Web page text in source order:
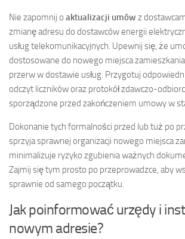
Nie zapomnij o aktualizacji umów z
zmianę adresu do dostawców energii
usług telekomunikacyjnych. Upewnij się, że
dostosowane do nowego miejsca
przerw w dostawie usług. Przygotuj
odczyt liczników oraz protokół zdawczo-
sporządzone przed zakończeniem umowy w
Dokonanie tych formalności przed lub tuż po
sprzyja sprawnej organizacji nowego miejsca
minimalizuje ryzyko zgubienia ważnych
Zajmij się tym prosto po przeprowadzce, aby
sprawnie od samego początku.
Jak poinformować urzędy i
nowym adresie?